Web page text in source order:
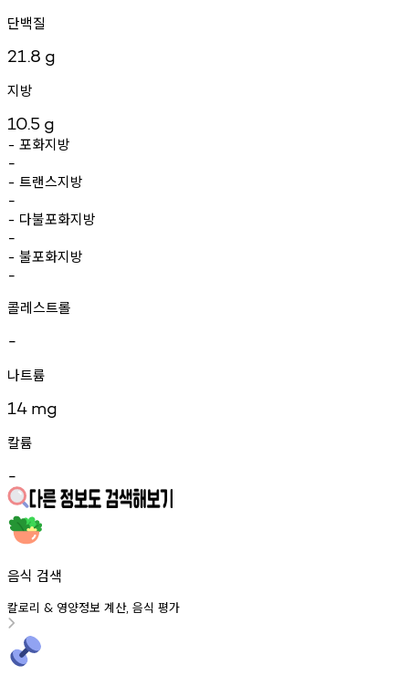
단백질
21.8 g
지방
10.5 g
- 포화지방
-
- 트랜스지방
-
- 다불포화지방
-
- 불포화지방
-
콜레스트롤
-
나트륨
14 mg
칼륨
-
음식 검색
칼로리 & 영양정보 계산, 음식 평가